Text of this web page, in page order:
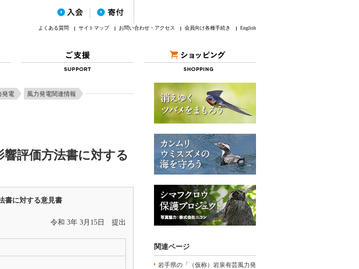
よくある質問 サイトマップ お問い合わせ・アクセス 会員向け各種手続き English
発電
風力発電関連情報
評価方法書に対する
書に対する意見書
令和 3年 3月15日 提出
関連ページ
岩手県の「（仮称）岩泉有芸風力発